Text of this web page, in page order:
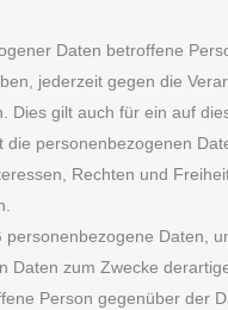
Daten betroffene
jederzeit gegen die
Dies gilt auch für ein auf
personenbezogenen
Rechten und
Daten,
Daten zum Zwecke
Person gegenüber der